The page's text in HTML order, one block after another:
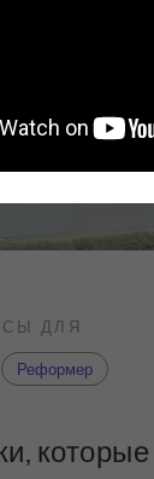
ДЛЯ
Реформер